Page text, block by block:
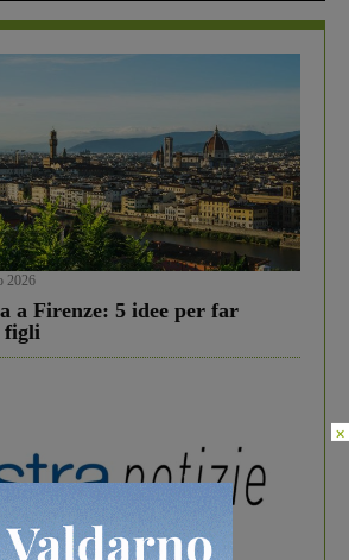
2026
a Firenze: 5 idee per far
figli
×